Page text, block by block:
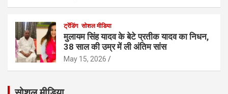
ट्रेंडिंग सोशल मीडिया
मुलायम सिंह यादव के बेटे प्रतीक यादव का निधन,
38 साल की उम्र में ली अंतिम सांस
May 15, 2026